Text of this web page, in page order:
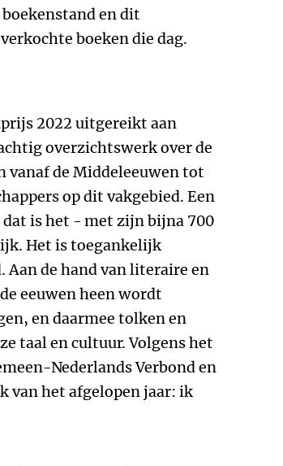
en dit
boeken die dag.
2022 uitgereikt aan
overzichtswerk over de
vanaf de Middeleeuwen tot
op dit vakgebied. Een
dat is het - met zijn bijna 700
Het is toegankelijk
Aan de hand van literaire en
eeuwen heen wordt
en daarmee tolken en
taal en cultuur. Volgens het
Nederlands Verbond en
van het afgelopen jaar: ik